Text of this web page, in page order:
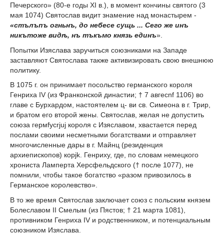
Печерского» (80-е годы XI в.), в момент кончины святого (3
мая 1074) Святослав видит знамение над монастырем -
«стълъпъ огньнъ, до небесе сущь ... Сего же инъ
никътоже видѣ, нъ тъкъмо князь единъ».
Попытки Изяслава заручиться союзниками на Западе
заставляют Святослава также активизировать свою внешнюю
политику.
В 1075 г. он принимает посольство германского короля
Генриха IV (из Франконской династии; † 7 авгecnf 1106) во
главе с Бурхардом, настоятелем ц- ви св. Симеона в г. Трир,
и братом его второй жены. Святослав, желая не допустить
союза гермfycrjuj короля с Изяславом, хвастается перед
послами своими несметными богатствами и отправляет
многочисленные дары в г. Майнц (резиденция
архиепископов) корjk. Генриху, где, по словам немецкого
хрониста Ламперта Херсфельдского († после 1077), не
помнили, чтобы такое богатство «разом привозилось в
Германское королевство».
В то же время Святослав заключает союз с польским князем
Болеславом II Смелым (из Пястов; † 21 марта 1081),
противником Генриха IV и родственником, и потенциальным
союзником Изяслава.